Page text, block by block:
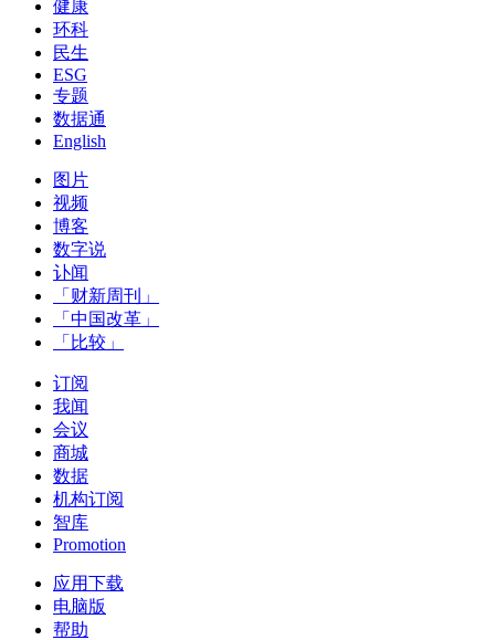
健康
环科
民生
ESG
专题
数据通
English
图片
视频
博客
数字说
讣闻
「财新周刊」
「中国改革」
「比较」
订阅
我闻
会议
商城
数据
机构订阅
智库
Promotion
应用下载
电脑版
帮助